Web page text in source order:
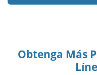
Obtenga Más